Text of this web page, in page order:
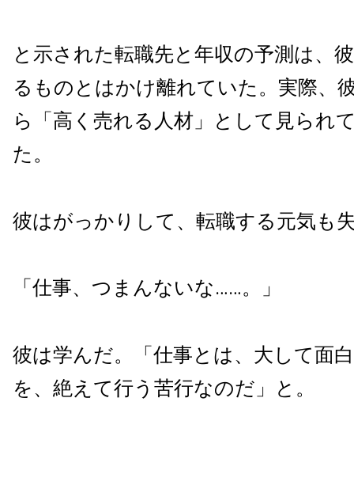
と示された転職先と年収の予測は、
るものとはかけ離れていた。実際、
ら「高く売れる人材」として見られ
た。
彼はがっかりして、転職する元気も
「仕事、つまんないな……。」
彼は学んだ。「仕事とは、大して面
を、絶えて行う苦行なのだ」と。